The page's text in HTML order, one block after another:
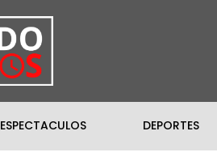
ESPECTACULOS DEPORTES